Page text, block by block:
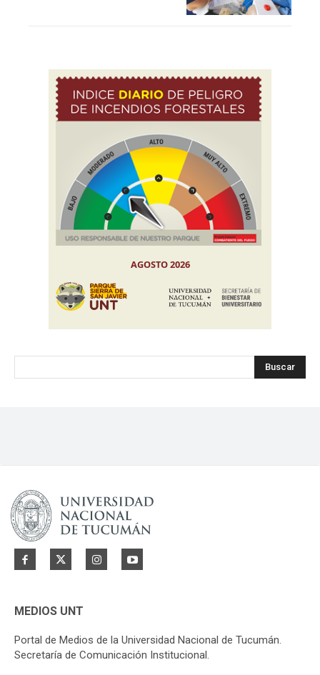
Buscar
MEDIOS UNT
Portal de Medios de la Universidad Nacional de Tucumán.
Secretaría de Comunicación Institucional.